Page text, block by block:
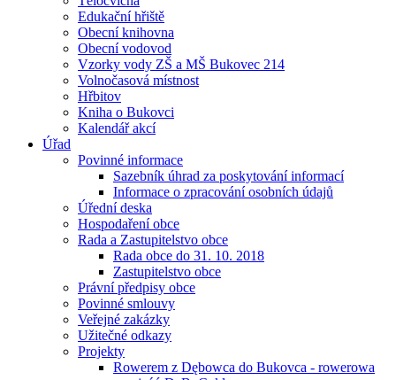
Edukační hřiště
Obecní knihovna
Obecní vodovod
Vzorky vody ZŠ a MŠ Bukovec 214
Volnočasová místnost
Hřbitov
Kniha o Bukovci
Kalendář akcí
Úřad
Povinné informace
Sazebník úhrad za poskytování informací
Informace o zpracování osobních údajů
Úřední deska
Hospodaření obce
Rada a Zastupitelstvo obce
Rada obce do 31. 10. 2018
Zastupitelstvo obce
Právní předpisy obce
Povinné smlouvy
Veřejné zakázky
Užitečné odkazy
Projekty
Rowerem z Dębowca do Bukovca - rowerowa